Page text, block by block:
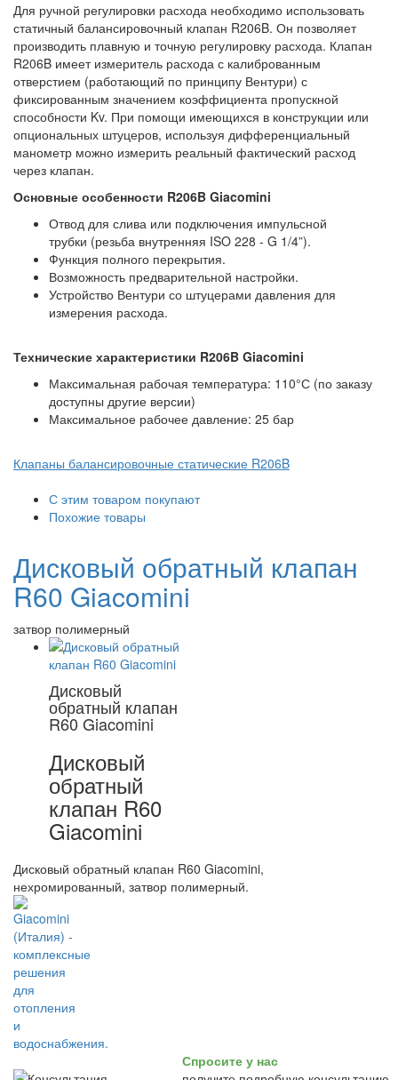
Для ручной регулировки расхода необходимо использовать
статичный балансировочный клапан R206B. Он позволяет
производить плавную и точную регулировку расхода. Клапан
R206B имеет измеритель расхода с калиброванным
отверстием (работающий по принципу Вентури) с
фиксированным значением коэффициента пропускной
способности Kv. При помощи имеющихся в конструкции или
опциональных штуцеров, используя дифференциальный
манометр можно измерить реальный фактический расход
через клапан.
Основные особенности R206B Giacomini
Отвод для слива или подключения импульсной
трубки (резьба внутренняя ISO 228 - G 1/4”).
Функция полного перекрытия.
Возможность предварительной настройки.
Устройство Вентури со штуцерами давления для
измерения расхода.
Технические характеристики R206B Giacomini
Максимальная рабочая температура: 110°С (по заказу
доступны другие версии)
Максимальное рабочее давление: 25 бар
Клапаны балансировочные статические R206B
С этим товаром покупают
Похожие товары
Дисковый обратный клапан
R60 Giacomini
затвор полимерный
Дисковый
обратный клапан
R60 Giacomini
Дисковый
обратный
клапан R60
Giacomini
Дисковый обратный клапан R60 Giacomini,
нехромированный, затвор полимерный.
Спросите у нас